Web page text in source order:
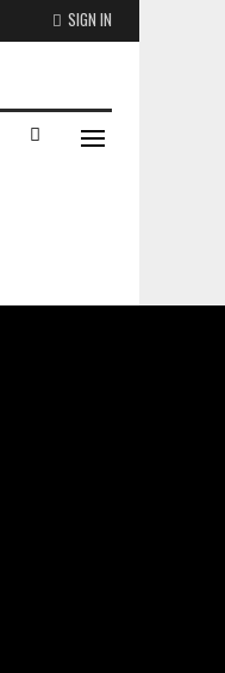
SIGN IN